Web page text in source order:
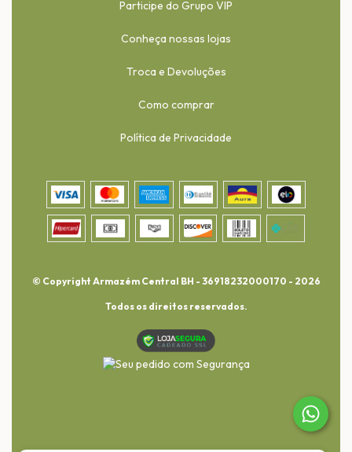
Participe do Grupo VIP
Conheça nossas lojas
Troca e Devoluções
Como comprar
Política de Privacidade
© Copyright Armazém Central BH - 36918232000170 - 2026
Todos os direitos reservados.